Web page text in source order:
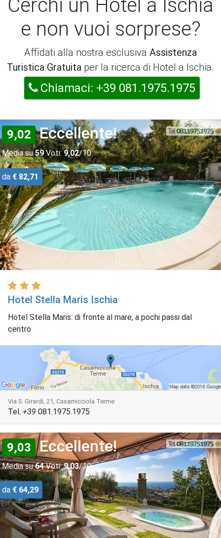
Cerchi un Hotel a Ischia
e non vuoi sorprese?
Affidati alla nostra esclusiva Assistenza
Turistica Gratuita per la ricerca di Hotel a Ischia.
Chiamaci: +39 081.1975.1975
9,02 Eccellente!
Media su59Voti: 9,02/10
da € 82,71
Hotel Stella Maris Ischia
Hotel Stella Maris: di fronte al mare, a pochi passi dal
centro
Via S. Girardi, 21, Casamicciola Terme
Tel. +39 081.1975.1975
9,03 Eccellente!
Media su64Voti: 9,03/10
da € 64,29